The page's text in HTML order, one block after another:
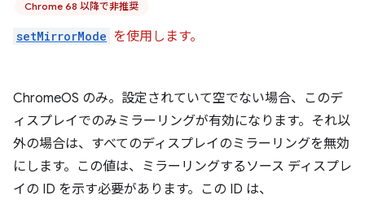
Chrome 68 以降で非推奨
setMirrorMode を使用します。
ChromeOS のみ。設定されていて空でない場合、このデ
ィスプレイでのみミラーリングが有効になります。それ以
外の場合は、すべてのディスプレイのミラーリングを無効
にします。この値は、ミラーリングするソース ディスプレ
イの ID を示す必要があります。この ID は、